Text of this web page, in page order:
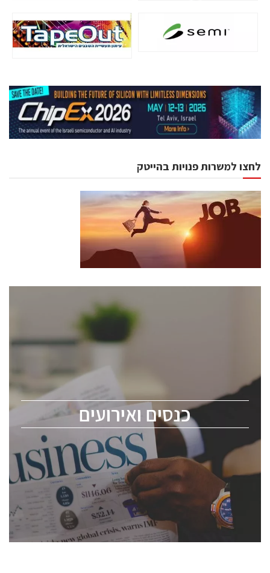
לחצו למשרות פנויות בהייטק
כנסים ואירועים
כנסים ואירועים
לכל העוסקים בתעשיית הסמיקונדקטור כולל מהנדסים,
ChipEx2026 will be held on May 12-13, 2026. The
conference is intended for everyone involved in the
semiconductor industry, including engineers,
professional experts, and senior executives.
לחץ לפרטים